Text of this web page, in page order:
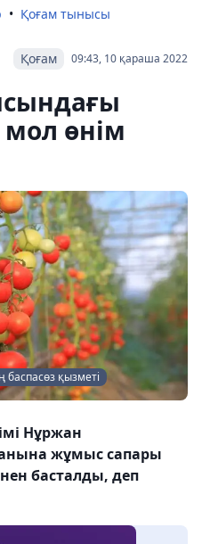
Қоғам тынысы
09:43, 10 қараша 2022
Қоғам
өнім
баспасөз қызметі
Нұржан
жұмыс сапары
басталды, деп